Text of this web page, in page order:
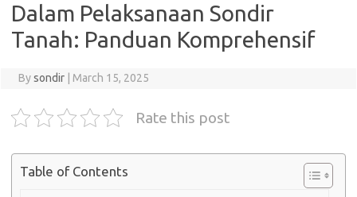
Dalam Pelaksanaan Sondir
Tanah: Panduan Komprehensif
Bysondir March 15, 2025
Rate this post
Table of Contents